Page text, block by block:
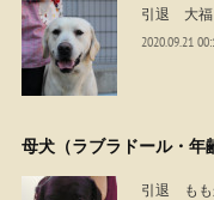
引退 大福
2020.09.21
母犬（ラブラドール・年
引退 もも